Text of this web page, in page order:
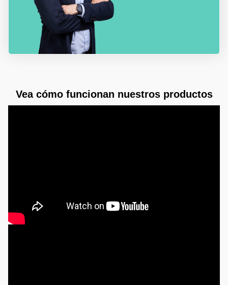
Vea cómo funcionan nuestros productos